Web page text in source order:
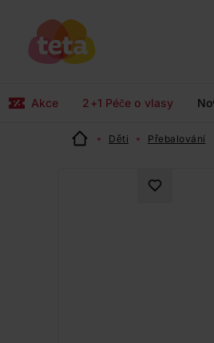
Akce 2+1 Péče o vlasy
Děti Přebalování